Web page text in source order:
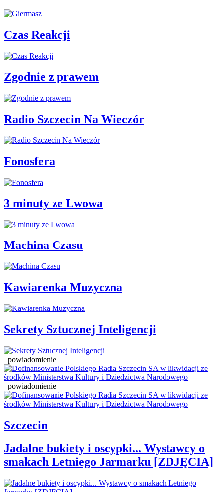
Czas Reakcji
Zgodnie z prawem
Radio Szczecin Na Wieczór
Fonosfera
3 minuty ze Lwowa
Machina Czasu
Kawiarenka Muzyczna
Sekrety Sztucznej Inteligencji
powiadomienie
powiadomienie
Szczecin
Jadalne bukiety i oscypki... Wystawcy o
smakach Letniego Jarmarku [ZDJĘCIA]